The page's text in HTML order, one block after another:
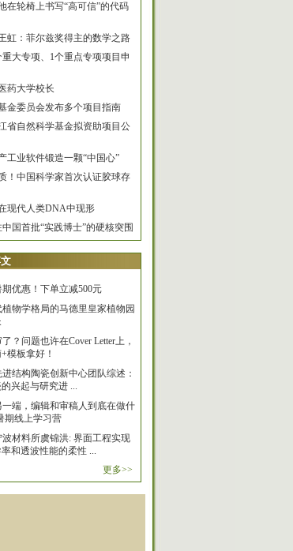
在轮椅上书写“高可信”的代码
虹：菲尔兹奖得主的数学之路
大专项、1个重点专项项目申
药大学校长
金委员会发布多个项目指南
省自然科学基金拟资助项目公
工业软件锻造一颗“中国心”
！中国科学家首次认证胶球存
现代人类DNA中现形
中国首批“实践博士”的硬核突围
优惠！下单立减500元
物学格局的马德里皇家植物园
？问题也许在Cover Letter上，
模板拿好！
结构陶瓷创新中心团队综述：
兴起与研究进 ...
端，编辑和审稿人到底在做什
期线上学习营
材料所虞锦洪: 界面工程实现
和透波性能的柔性 ...
更多>>